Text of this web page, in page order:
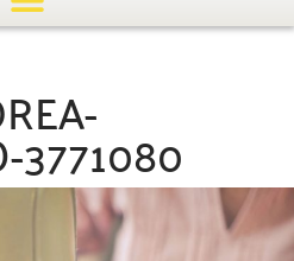
3771080